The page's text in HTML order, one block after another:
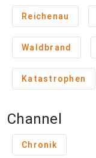
Reichenau
Waldbrand
Katastrophen
Channel
Chronik